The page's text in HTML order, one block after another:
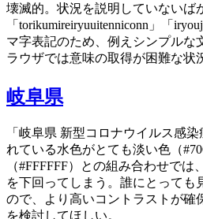
壊滅的。状況を説明していないば
「torikumireiryuuitenniconn」「
マ字表記のため、例えシンプルな
ラウザでは意味の取得が困難な状
岐阜県
「岐阜県 新型コロナウイルス感
れている水色がとても淡い色（
（#FFFFFF）との組み合わせでは
を下回ってしまう。誰にとっても
ので、より高いコントラストが確
を検討してほしい。